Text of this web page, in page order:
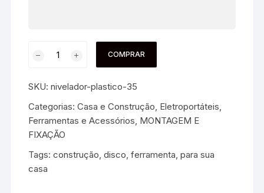
COMPRAR
SKU:nivelador-plastico-35
Categorias:Casa e Construção, Eletroportáteis,
Ferramentas e Acessórios, MONTAGEM E
FIXAÇÃO
Tags:construção,disco,ferramenta,para sua
casa